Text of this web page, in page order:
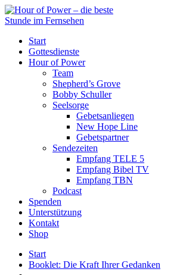
Start
Gottesdienste
Hour of Power
Team
Shepherd’s Grove
Bobby Schuller
Seelsorge
Gebetsanliegen
New Hope Line
Gebetspartner
Sendezeiten
Empfang TELE 5
Empfang Bibel TV
Empfang TBN
Podcast
Spenden
Unterstützung
Kontakt
Shop
Start
Booklet: Die Kraft Ihrer Gedanken